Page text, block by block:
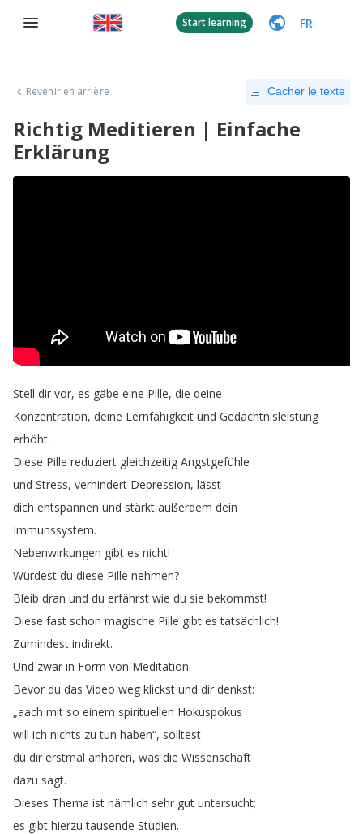
Start learning FR
Revenir en arrière Cacher le texte
Richtig Meditieren | Einfache
Erklärung
Stell dir vor, es gäbe eine Pille, die deine
Konzentration, deine Lernfähigkeit und Gedächtnisleistung
erhöht.
Diese Pille reduziert gleichzeitig Angstgefühle
und Stress, verhindert Depression, lässt
dich entspannen und stärkt außerdem dein
Immunssystem.
Nebenwirkungen gibt es nicht!
Würdest du diese Pille nehmen?
Bleib dran und du erfährst wie du sie bekommst!
Diese fast schon magische Pille gibt es tatsächlich!
Zumindest indirekt.
Und zwar in Form von Meditation.
Bevor du das Video weg klickst und dir denkst:
„aach mit so einem spirituellen Hokuspokus
will ich nichts zu tun haben“, solltest
du dir erstmal anhören, was die Wissenschaft
dazu sagt.
Dieses Thema ist nämlich sehr gut untersucht;
es gibt hierzu tausende Studien.